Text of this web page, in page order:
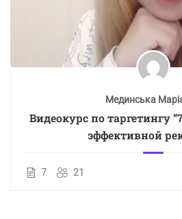
Мединська
Видеокурс по таргетингу “7 шагов на пути к
эффективной
7 21